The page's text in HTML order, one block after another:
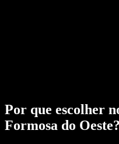
Por que escolher
Formosa do Oeste?